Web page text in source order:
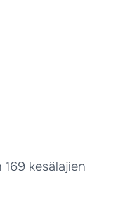
kesälajien